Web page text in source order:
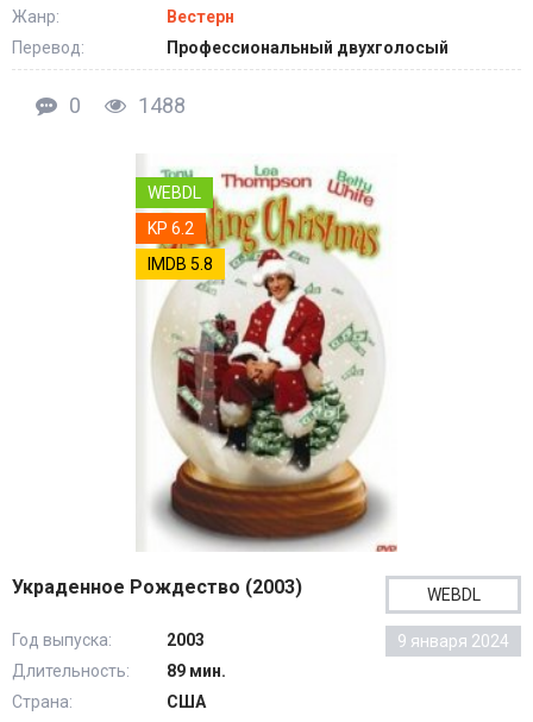
Жанр:
Вестерн
Перевод:
Профессиональный двухголосый
0 1488
WEBDL
KP 6.2
IMDB 5.8
Украденное Рождество (2003) WEBDL
9 января 2024
Год выпуска:
2003
Длительность:
89 мин.
Страна:
США